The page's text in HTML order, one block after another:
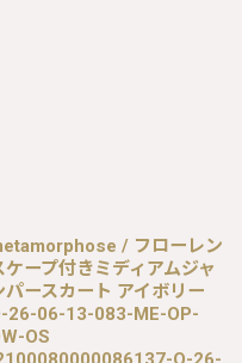
/ フローレン
ケープ付きミディアムジャ
パースカート アイボリー
26-06-13-083-ME-OP-
OS